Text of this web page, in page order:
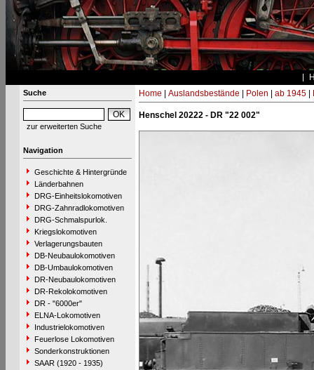
Suche
zur erweiterten Suche
Navigation
Geschichte & Hintergründe
Länderbahnen
DRG-Einheitslokomotiven
DRG-Zahnradlokomotiven
DRG-Schmalspurlok.
Kriegslokomotiven
Verlagerungsbauten
DB-Neubaulokomotiven
DB-Umbaulokomotiven
DR-Neubaulokomotiven
DR-Rekolokomotiven
DR - "6000er"
ELNA-Lokomotiven
Industrielokomotiven
Feuerlose Lokomotiven
Sonderkonstruktionen
SAAR (1920 - 1935)
Home Auslandsbestände Polen ab 1945|
Henschel 20222 - DR "22 002"